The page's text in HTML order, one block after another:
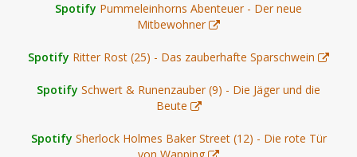
Spotify Pummeleinhorns Abenteuer - Der neue
Mitbewohner
Spotify Ritter Rost (25) - Das zauberhafte Sparschwein
Spotify Schwert & Runenzauber (9) - Die Jäger und die
Beute
Spotify Sherlock Holmes Baker Street (12) - Die rote Tür